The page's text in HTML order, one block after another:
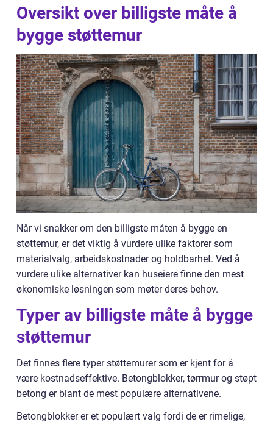
Oversikt over billigste måte å
bygge støttemur
Når vi snakker om den billigste måten å bygge en
støttemur, er det viktig å vurdere ulike faktorer som
materialvalg, arbeidskostnader og holdbarhet. Ved å
vurdere ulike alternativer kan huseiere finne den mest
økonomiske løsningen som møter deres behov.
Typer av billigste måte å bygge
støttemur
Det finnes flere typer støttemurer som er kjent for å
være kostnadseffektive. Betongblokker, tørrmur og støpt
betong er blant de mest populære alternativene.
Betongblokker er et populært valg fordi de er rimelige,